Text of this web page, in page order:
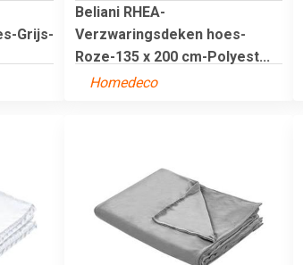
Grijs-
Beliani RHEA-
Verzwaringsdeken hoes-
Roze-135 x 200 cm-Polyest...
Homedeco